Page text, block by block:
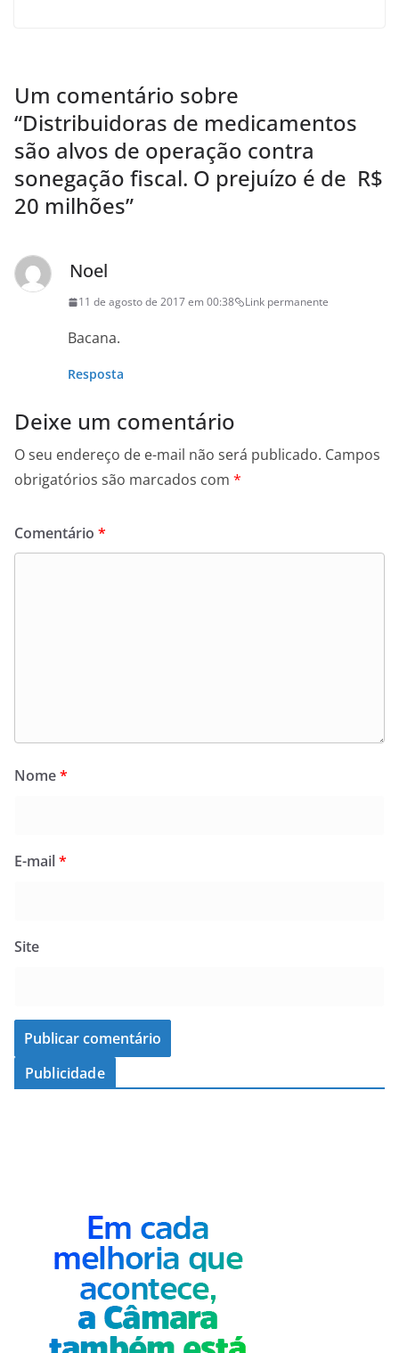
Um comentário sobre
“Distribuidoras de medicamentos
são alvos de operação contra
sonegação fiscal. O prejuízo é de R$
20 milhões”
Noel
11 de agosto de 2017 em 00:38 Link permanente
Bacana.
Resposta
Deixe um comentário
O seu endereço de e-mail não será publicado. Campos
obrigatórios são marcados com *
Comentário *
Nome*
E-mail*
Site
Publicidade